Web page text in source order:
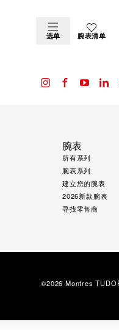
选单 腕表清单
腕表
所有系列
腕表系列
建立您的腕表
2026新款腕表
寻找零售商
©2026 Montres